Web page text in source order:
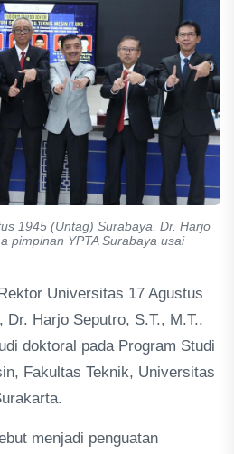
1945 (Untag) Surabaya, Dr. Harjo
pimpinan YPTA Surabaya usai
Universitas 17 Agustus
Dr. Harjo Seputro, S.T., M.T.,
doktoral pada Program Studi
Fakultas Teknik, Universitas
menjadi penguatan